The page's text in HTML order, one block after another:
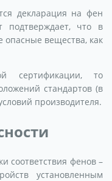
декларация на фен
что в
опасные вещества, как
сертификации, то
стандартов (в
производителя.
соответствия фенов –
установленным